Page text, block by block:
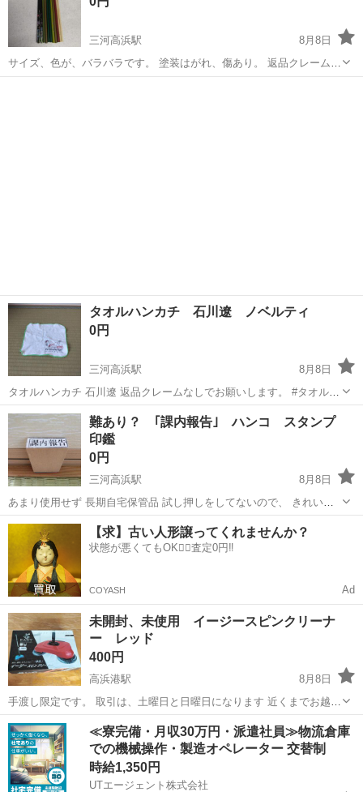
三河高浜駅
8月8日
サイズ、色が、バラバラです。 塗装はがれ、傷あり。 返品クレームな
しでお願いします。 #箸 #まとめ売り
タオルハンカチ 石川遼 ノベルティ
0円
三河高浜駅
8月8日
タオルハンカチ 石川遼 返品クレームなしでお願いします。 #タオルハ
ンカチ #ミニタオル #ノベルティ #石川遼
愛知 高浜市 三河高浜駅 ノベルティグッズ ノベルティ
難あり？ ｢課内報告｣ ハンコ スタンプ
印鑑
0円
三河高浜駅
8月8日
あまり使用せず 長期自宅保管品 試し押しをしてないので、 きれいに
押せるか不明。 古いです。 取引なければ、処分します。 返品クレー
ムなしでお願いします。 #印鑑 #スタンプ #文房具 #ハンコ #ジャンク
愛知 高浜市 三河高浜駅 その他 スタンプ
【求】古い人形譲ってくれませんか？
状態が悪くてもOK🙆‍♀️査定0円‼️
COYASH Ad
未開封、未使用 イージースピンクリーナ
ー レッド
400円
高浜港駅
8月8日
手渡し限定です。 取引は、土曜日と日曜日になります 近くまでお越し
くださるのでしたら平日夜も可能です✨（応相談）
愛知 高浜市 高浜港駅 掃除用具 レッド
≪寮完備・月収30万円・派遣社員≫物流倉庫
での機械操作・製造オペレーター 交替制
時給1,350円
UTエージェント株式会社